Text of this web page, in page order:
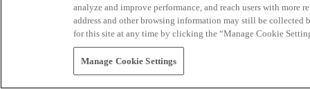
analyze and improve performance, and reach users with
address and other browsing information may still be collected
for this site at any time by clicking the “Manage Cookie
Manage Cookie Settings